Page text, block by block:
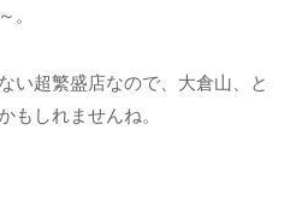
。
い超繁盛店なので、大倉山、と
もしれませんね。